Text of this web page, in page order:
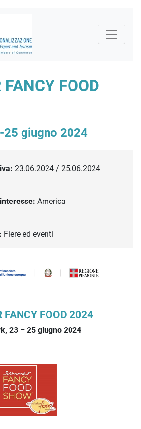
FOOD
25 giugno 2024
23.06.2024 / 25.06.2024
America
Fiere ed eventi
iniziativa
FANCY FOOD 2024
23 – 25 giugno 2024